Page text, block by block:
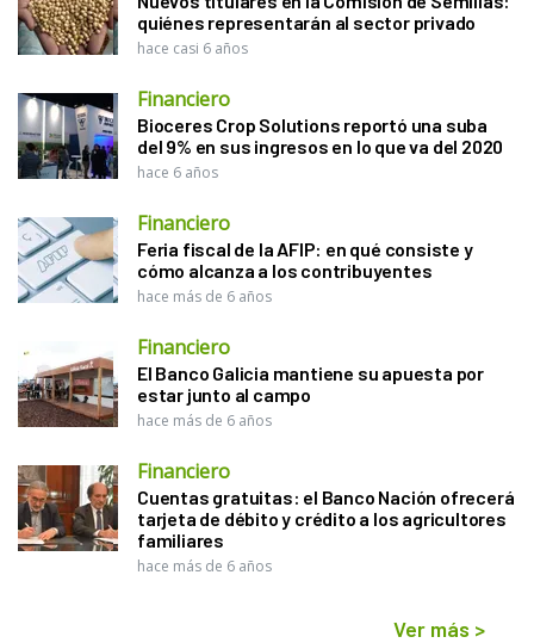
quiénes representarán al sector privado
hace casi 6 años
Financiero
Bioceres Crop Solutions reportó una suba
del 9% en sus ingresos en lo que va del 2020
hace 6 años
Financiero
Feria fiscal de la AFIP: en qué consiste y
cómo alcanza a los contribuyentes
hace más de 6 años
Financiero
El Banco Galicia mantiene su apuesta por
estar junto al campo
hace más de 6 años
Financiero
Cuentas gratuitas: el Banco Nación ofrecerá
tarjeta de débito y crédito a los agricultores
familiares
hace más de 6 años
Ver más >